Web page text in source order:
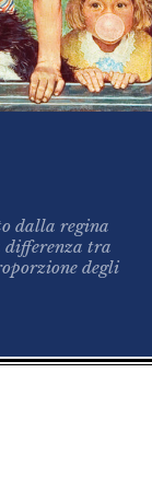
dalla regina
differenza tra
degli